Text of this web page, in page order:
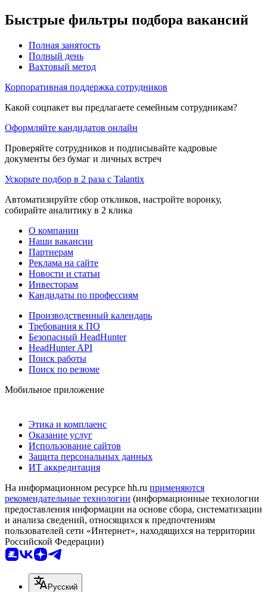
Быстрые фильтры подбора вакансий
Полная занятость
Полный день
Вахтовый метод
Корпоративная поддержка сотрудников
Какой соцпакет вы предлагаете семейным сотрудникам?
Оформляйте кандидатов онлайн
Проверяйте сотрудников и подписывайте кадровые
документы без бумаг и личных встреч
Ускорьте подбор в 2 раза с Talantix
Автоматизируйте сбор откликов, настройте воронку,
собирайте аналитику в 2 клика
О компании
Наши вакансии
Партнерам
Реклама на сайте
Новости и статьи
Инвесторам
Кандидаты по профессиям
Производственный календарь
Требования к ПО
Безопасный HeadHunter
HeadHunter API
Поиск работы
Поиск по резюме
Мобильное приложение
Этика и комплаенс
Оказание услуг
Использование сайтов
Защита персональных данных
ИТ аккредитация
На информационном ресурсе hh.ru применяются
рекомендательные технологии (информационные технологии
предоставления информации на основе сбора, систематизации
и анализа сведений, относящихся к предпочтениям
пользователей сети «Интернет», находящихся на территории
Российской Федерации)
Русский